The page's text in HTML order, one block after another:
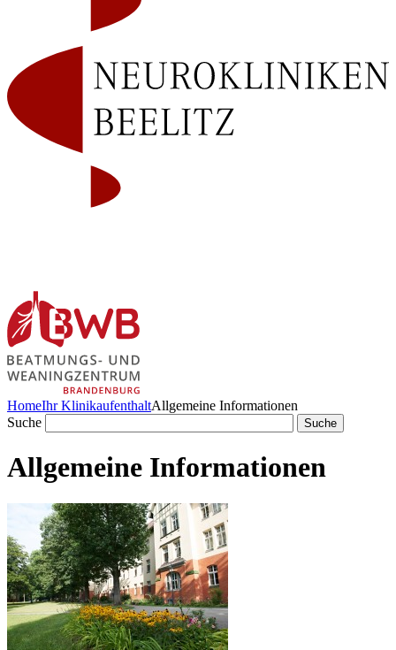
HomeIhr KlinikaufenthaltAllgemeine Informationen
Suche
Allgemeine Informationen